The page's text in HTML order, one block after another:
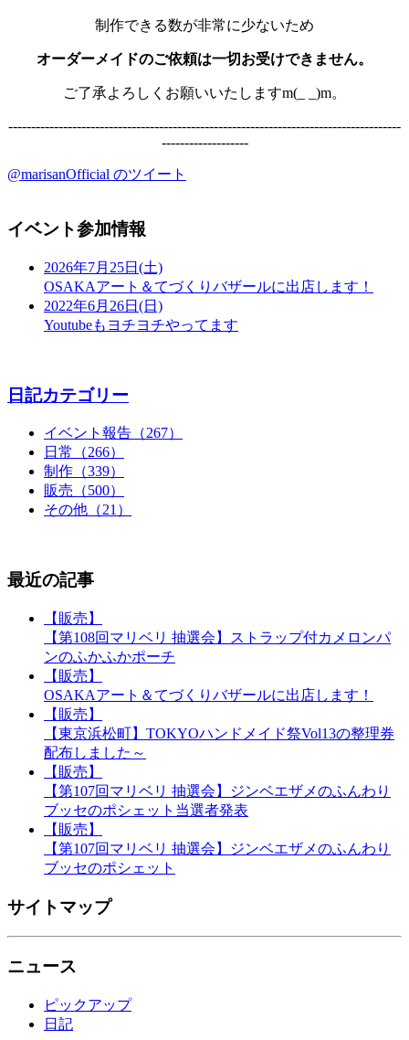
制作できる数が非常に少ないため
オーダーメイドのご依頼は一切お受けできません。
ご了承よろしくお願いいたしますm(_ _)m。
--------------------------------------------------------------------------------------
-------------------
@marisanOfficial のツイート
イベント参加情報
2026年7月25日(土)
OSAKAアート＆てづくりバザールに出店します！
2022年6月26日(日)
Youtubeもヨチヨチやってます
日記カテゴリー
イベント報告（267）
日常（266）
制作（339）
販売（500）
その他（21）
最近の記事
【販売】
【第108回マリベリ 抽選会】ストラップ付カメロンパ
ンのふかふかポーチ
【販売】
OSAKAアート＆てづくりバザールに出店します！
【販売】
【東京浜松町】TOKYOハンドメイド祭Vol13の整理券
配布しました～
【販売】
【第107回マリベリ 抽選会】ジンベエザメのふんわり
ブッセのポシェット当選者発表
【販売】
【第107回マリベリ 抽選会】ジンベエザメのふんわり
ブッセのポシェット
サイトマップ
ニュース
ピックアップ
日記